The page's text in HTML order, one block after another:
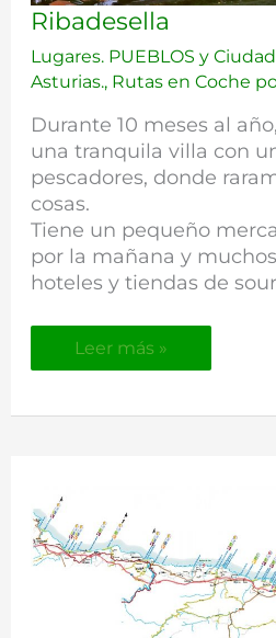
Ribadesella
Lugares. PUEBLOS y
Asturias., Rutas en Coche
Durante 10 meses al
una tranquila villa con
pescadores, donde
cosas.
Tiene un pequeño
por la mañana y
hoteles y tiendas de
Ribadesella
Leer más »